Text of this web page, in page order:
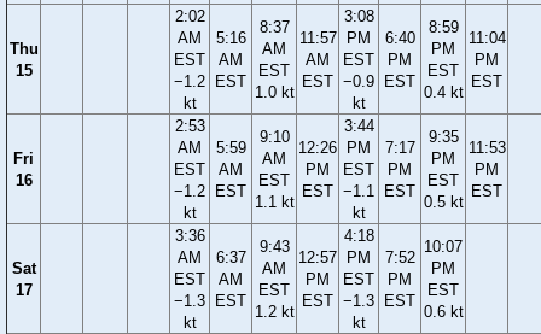
Thu
15
2:02
AM
EST
−1.2
kt
5:16
AM
EST
8:37
AM
EST
1.0 kt
11:57
AM
EST
3:08
PM
EST
−0.9
kt
6:40
PM
EST
8:59
PM
EST
0.4 kt
11:04
PM
EST
Fri
16
2:53
AM
EST
−1.2
kt
5:59
AM
EST
9:10
AM
EST
1.1 kt
12:26
PM
EST
3:44
PM
EST
−1.1
kt
7:17
PM
EST
9:35
PM
EST
0.5 kt
11:53
PM
EST
Sat
17
3:36
AM
EST
−1.3
kt
6:37
AM
EST
9:43
AM
EST
1.2 kt
12:57
PM
EST
4:18
PM
EST
−1.3
kt
7:52
PM
EST
10:07
PM
EST
0.6 kt